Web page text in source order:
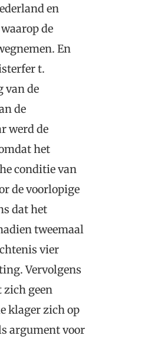
en
de
En
t.
van de
de
werd de
het
conditie van
de voorlopige
dat het
tweemaal
vier
Vervolgens
zich geen
klager zich op
argument voor